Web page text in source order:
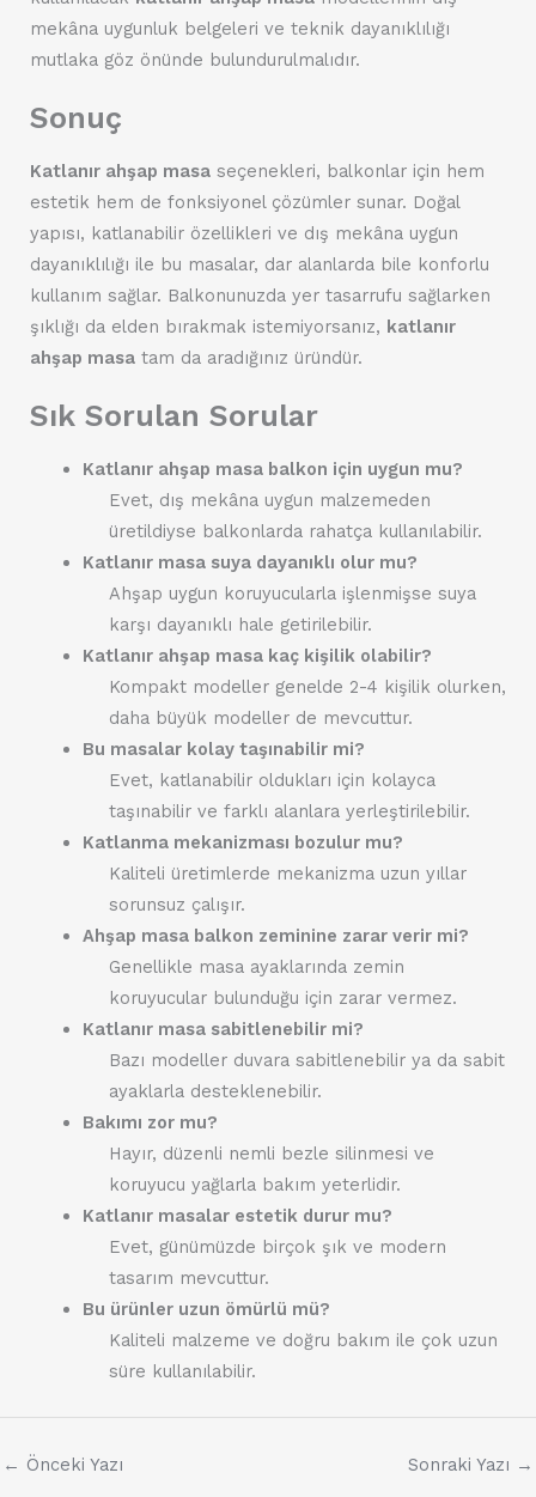
mekâna uygunluk belgeleri ve teknik dayanıklılığı
mutlaka göz önünde bulundurulmalıdır.
Sonuç
Katlanır ahşap masa seçenekleri, balkonlar için hem
estetik hem de fonksiyonel çözümler sunar. Doğal
yapısı, katlanabilir özellikleri ve dış mekâna uygun
dayanıklılığı ile bu masalar, dar alanlarda bile konforlu
kullanım sağlar. Balkonunuzda yer tasarrufu sağlarken
şıklığı da elden bırakmak istemiyorsanız, katlanır
ahşap masa tam da aradığınız üründür.
Sık Sorulan Sorular
Katlanır ahşap masa balkon için uygun mu?
Evet, dış mekâna uygun malzemeden
üretildiyse balkonlarda rahatça kullanılabilir.
Katlanır masa suya dayanıklı olur mu?
Ahşap uygun koruyucularla işlenmişse suya
karşı dayanıklı hale getirilebilir.
Katlanır ahşap masa kaç kişilik olabilir?
Kompakt modeller genelde 2-4 kişilik olurken,
daha büyük modeller de mevcuttur.
Bu masalar kolay taşınabilir mi?
Evet, katlanabilir oldukları için kolayca
taşınabilir ve farklı alanlara yerleştirilebilir.
Katlanma mekanizması bozulur mu?
Kaliteli üretimlerde mekanizma uzun yıllar
sorunsuz çalışır.
Ahşap masa balkon zeminine zarar verir mi?
Genellikle masa ayaklarında zemin
koruyucular bulunduğu için zarar vermez.
Katlanır masa sabitlenebilir mi?
Bazı modeller duvara sabitlenebilir ya da sabit
ayaklarla desteklenebilir.
Bakımı zor mu?
Hayır, düzenli nemli bezle silinmesi ve
koruyucu yağlarla bakım yeterlidir.
Katlanır masalar estetik durur mu?
Evet, günümüzde birçok şık ve modern
tasarım mevcuttur.
Bu ürünler uzun ömürlü mü?
Kaliteli malzeme ve doğru bakım ile çok uzun
süre kullanılabilir.
← Önceki Yazı Sonraki Yazı →